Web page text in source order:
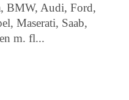
BMW, Audi, Ford,
Maserati, Saab,
m. fl...